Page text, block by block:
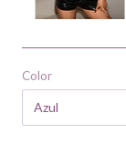
Color